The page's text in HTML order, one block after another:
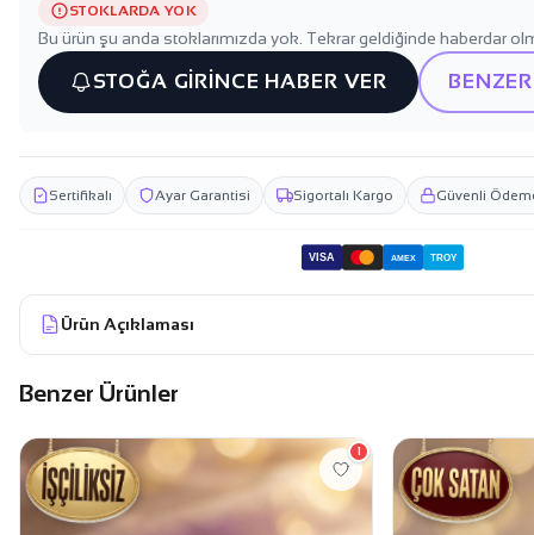
STOKLARDA YOK
Bu ürün şu anda stoklarımızda yok. Tekrar geldiğinde haberdar
STOĞA GİRİNCE HABER VER
Sertifikalı Ayar Garantisi Sigortalı Kargo Güvenli
VISA AMEX TROY
Ürün Açıklaması
Benzer Ürünler
1